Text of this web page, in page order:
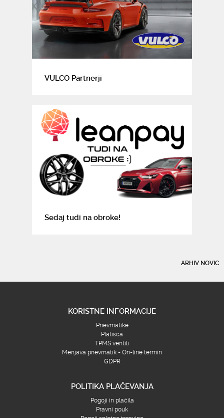
VULCO Partnerji
Sedaj tudi na obroke!
ARHIV NOVIC
KORISTNE INFORMACIJE
Pnevmatike
Platišča
TPMS ventili
Menjava pnevmatik - On-line termin
GDPR
POLITIKA PLAČEVANJA
Pogoji in plačila
Pravni pouk